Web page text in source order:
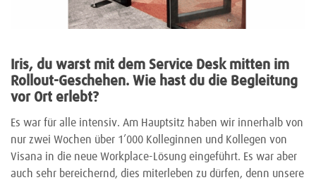
Iris, du warst mit dem Service Desk mitten im
Rollout-Geschehen. Wie hast du die Begleitung
vor Ort erlebt?
Es war für alle intensiv. Am Hauptsitz haben wir innerhalb von
nur zwei Wochen über 1’000 Kolleginnen und Kollegen von
Visana in die neue Workplace-Lösung eingeführt. Es war aber
auch sehr bereichernd, dies miterleben zu dürfen, denn unsere